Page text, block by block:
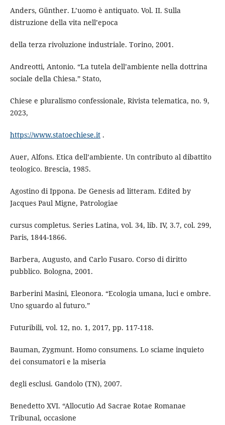
Anders, Günther. L’uomo è antiquato. Vol. II. Sulla
distruzione della vita nell’epoca
della terza rivoluzione industriale. Torino, 2001.
Andreotti, Antonio. “La tutela dell’ambiente nella dottrina
sociale della Chiesa.” Stato,
Chiese e pluralismo confessionale, Rivista telematica, no. 9,
2023,
https://www.statoechiese.it.
Auer, Alfons. Etica dell’ambiente. Un contributo al dibattito
teologico. Brescia, 1985.
Agostino di Ippona. De Genesis ad litteram. Edited by
Jacques Paul Migne, Patrologiae
cursus completus. Series Latina, vol. 34, lib. IV, 3.7, col. 299,
Paris, 1844-1866.
Barbera, Augusto, and Carlo Fusaro. Corso di diritto
pubblico. Bologna, 2001.
Barberini Masini, Eleonora. “Ecologia umana, luci e ombre.
Uno sguardo al futuro.”
Futuribili, vol. 12, no. 1, 2017, pp. 117-118.
Bauman, Zygmunt. Homo consumens. Lo sciame inquieto
dei consumatori e la miseria
degli esclusi. Gandolo (TN), 2007.
Benedetto XVI. “Allocutio Ad Sacrae Rotae Romanae
Tribunal, occasione